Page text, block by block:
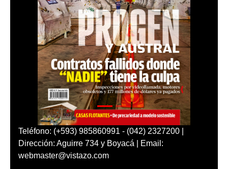
Teléfono: (+593) 985860991 - (042) 2327200 |
Dirección: Aguirre 734 y Boyacá | Email:
webmaster@vistazo.com